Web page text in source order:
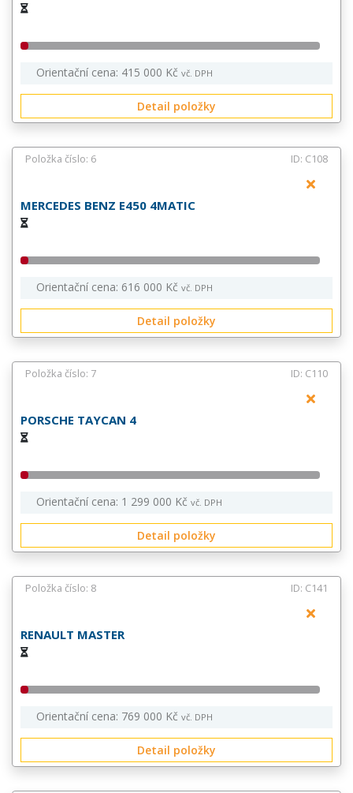
Orientační cena: 415 000 Kč vč. DPH
Detail položky
Položka číslo: 6 ID: C108
MERCEDES BENZ E450 4MATIC
Orientační cena: 616 000 Kč vč. DPH
Detail položky
Položka číslo: 7 ID: C110
PORSCHE TAYCAN 4
Orientační cena: 1 299 000 Kč vč. DPH
Detail položky
Položka číslo: 8 ID: C141
RENAULT MASTER
Orientační cena: 769 000 Kč vč. DPH
Detail položky